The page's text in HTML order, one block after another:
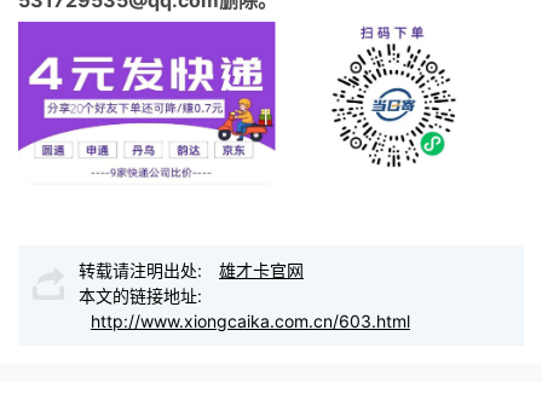
转载请注明出处:
雄才卡官网
本文的链接地址:
http://www.xiongcaika.com.cn/603.html